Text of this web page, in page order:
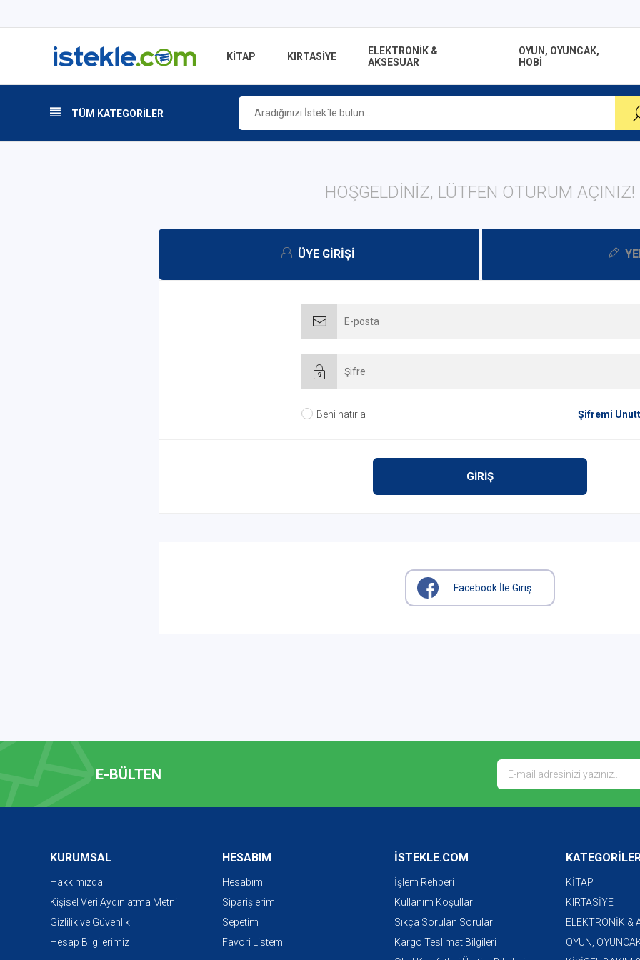
KİTAP KIRTASİYE
ELEKTRONİK &
AKSESUAR
OYUN, OYUNCAK,
HOBİ
TÜM KATEGORİLER
HOŞGELDINIZ, LÜTFEN OTURUM AÇINIZ!
ÜYE GIRIŞI
Beni hatırla Şifremi
GİRİŞ
Facebook İle Giriş
E-BÜLTEN
KURUMSAL
Hakkımızda
Kişisel Veri Aydınlatma Metni
Gizlilik ve Güvenlik
Hesap Bilgilerimiz
HESABIM
Hesabım
Siparişlerim
Sepetim
Favori Listem
İSTEKLE.COM
İşlem Rehberi
Kullanım Koşulları
Sıkça Sorulan Sorular
Kargo Teslimat Bilgileri
KİTAP
KIRTASİYE
ELEKTRONİK &
OYUN,